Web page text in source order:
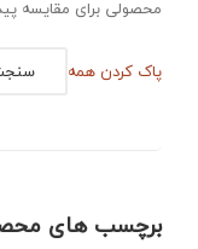
محصولی برای مقایسه
پاک کردن همه
برچسب های